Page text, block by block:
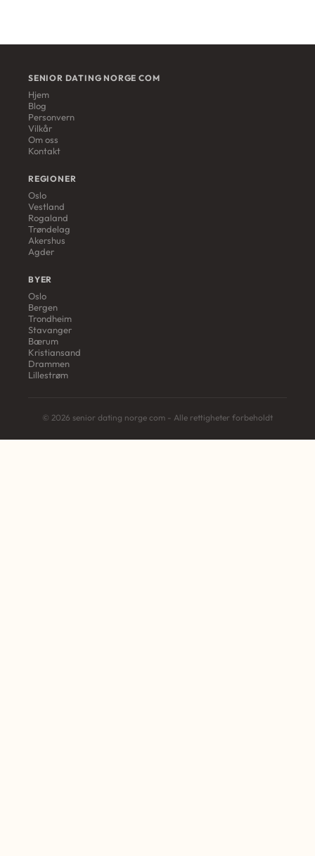
SENIOR DATING NORGE COM
Hjem
Blog
Personvern
Vilkår
Om oss
Kontakt
REGIONER
Oslo
Vestland
Rogaland
Trøndelag
Akershus
Agder
BYER
Oslo
Bergen
Trondheim
Stavanger
Bærum
Kristiansand
Drammen
Lillestrøm
© 2026 senior dating norge com - Alle rettigheter forbeholdt